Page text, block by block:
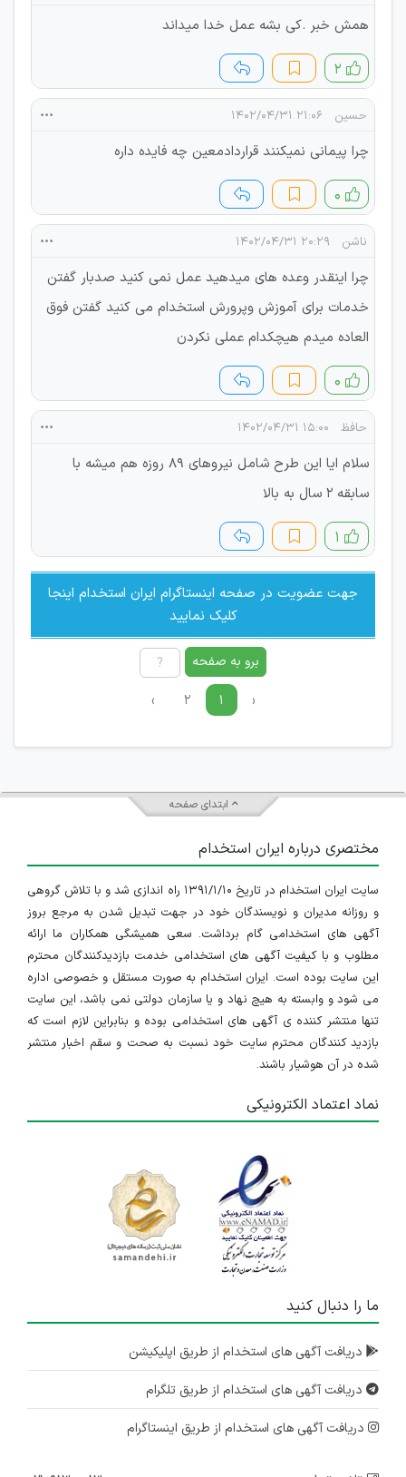
همش خبر .کی بشه عمل خدا میداند
۲
حسین ۲۱:۰۶ ۱۴۰۲/۰۴/۳۱
چرا پیمانی نمیکنند قراردادمعین چه فایده داره
۰
ناشن ۲۰:۲۹ ۱۴۰۲/۰۴/۳۱
چرا اینقدر وعده های میدهید عمل نمی کنید صدبار گفتن
خدمات برای آموزش وپرورش استخدام می کنید گفتن فوق
العاده میدم هیچکدام عملی نکردن
۰
حافظ ۱۵:۰۰ ۱۴۰۲/۰۴/۳۱
سلام ایا این طرح شامل نیروهای ۸۹ روزه هم میشه با
سابقه ۲ سال به بالا
۱
جهت عضویت در صفحه اینستاگرام ایران استخدام اینجا
کلیک نمایید
برو به صفحه
‹ ۱ ۲ ›
ابتدای صفحه
مختصری درباره ایران استخدام
سایت ایران استخدام در تاریخ ۱۳۹۱/۱/۱۰ راه اندازی شد و با تلاش گروهی
و روزانه مدیران و نویسندگان خود در جهت تبدیل شدن به مرجع بروز
آگهی های استخدامی گام برداشت. سعی همیشگی همکاران ما ارائه
مطلوب و با کیفیت آگهی های استخدامی خدمت بازدیدکنندگان محترم
این سایت بوده است. ایران استخدام به صورت مستقل و خصوصی اداره
می شود و وابسته به هیچ نهاد و یا سازمان دولتی نمی باشد، این سایت
تنها منتشر کننده ی آگهی های استخدامی بوده و بنابراین لازم است که
بازدید کنندگان محترم سایت خود نسبت به صحت و سقم اخبار منتشر
شده در آن هوشیار باشند.
نماد اعتماد الکترونیکی
ما را دنبال کنید
دریافت آگهی های استخدام از طریق اپلیکیشن
دریافت آگهی های استخدام از طریق تلگرام
دریافت آگهی های استخدام از طریق اینستاگرام